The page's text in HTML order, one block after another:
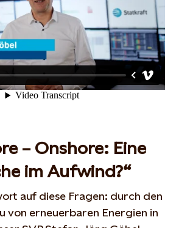
– Onshore: Eine
im Aufwind?“
auf diese Fragen: durch den
von erneuerbaren Energien in